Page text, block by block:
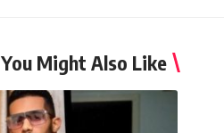
You Might Also Like